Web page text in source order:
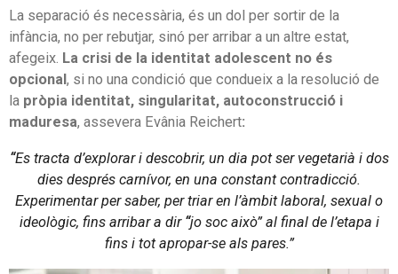
La separació és necessària, és un dol per sortir de la
infància, no per rebutjar, sinó per arribar a un altre estat,
afegeix. La crisi de la identitat adolescent no és
opcional , si no una condició que condueix a la resolució de
la pròpia identitat, singularitat, autoconstrucció i
maduresa, assevera Evânia Reichert:
“Es tracta d’explorar i descobrir, un dia pot ser vegetarià i dos
dies després carnívor, en una constant contradicció.
Experimentar per saber, per triar en l’àmbit laboral, sexual o
ideològic, fins arribar a dir “jo soc això” al final de l’etapa i
fins i tot apropar-se als pares.”